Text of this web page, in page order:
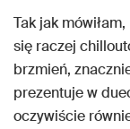
Tak jak
się raczej
brzmień,
prezentuje w
oczywiście